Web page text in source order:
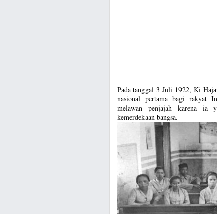
Pada tanggal 3 Juli 1922, Ki
nasional pertama bagi rakyat
melawan penjajah karena ia
kemerdekaan bangsa.